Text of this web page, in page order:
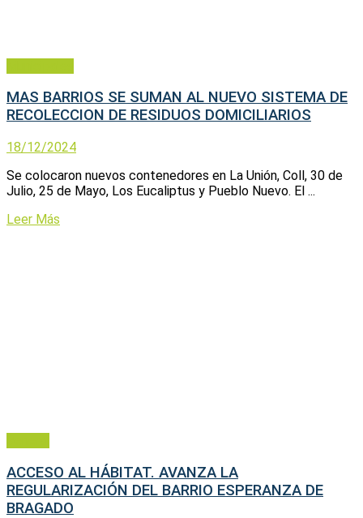
MAS BARRIOS SE SUMAN AL NUEVO SISTEMA DE
RECOLECCION DE RESIDUOS DOMICILIARIOS
18/12/2024
Se colocaron nuevos contenedores en La Unión, Coll, 30 de
Julio, 25 de Mayo, Los Eucaliptus y Pueblo Nuevo. El ...
Leer Más
ACCESO AL HÁBITAT. AVANZA LA
REGULARIZACIÓN DEL BARRIO ESPERANZA DE
BRAGADO